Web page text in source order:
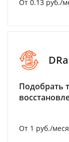
От 0.13 руб./
Подобрать
От 1 руб./